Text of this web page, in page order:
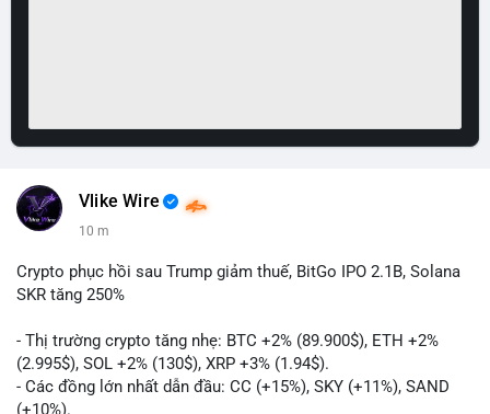
Vlike Wire
10 m
Crypto phục hồi sau Trump giảm thuế, BitGo IPO 2.1B, Solana
SKR tăng 250%
- Thị trường crypto tăng nhẹ: BTC +2% (89.900$), ETH +2%
(2.995$), SOL +2% (130$), XRP +3% (1.94$).
- Các đồng lớn nhất dẫn đầu: CC (+15%), SKY (+11%), SAND
(+10%).